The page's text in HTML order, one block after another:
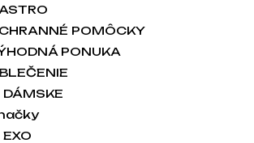
POMÔCKY
PONUKA
DÁMSKE
EXO